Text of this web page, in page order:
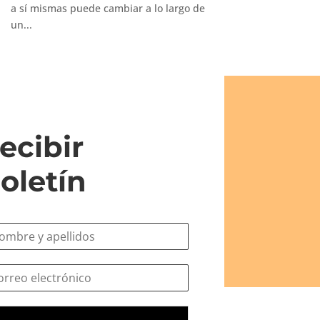
a sí mismas puede cambiar a lo largo de
un...